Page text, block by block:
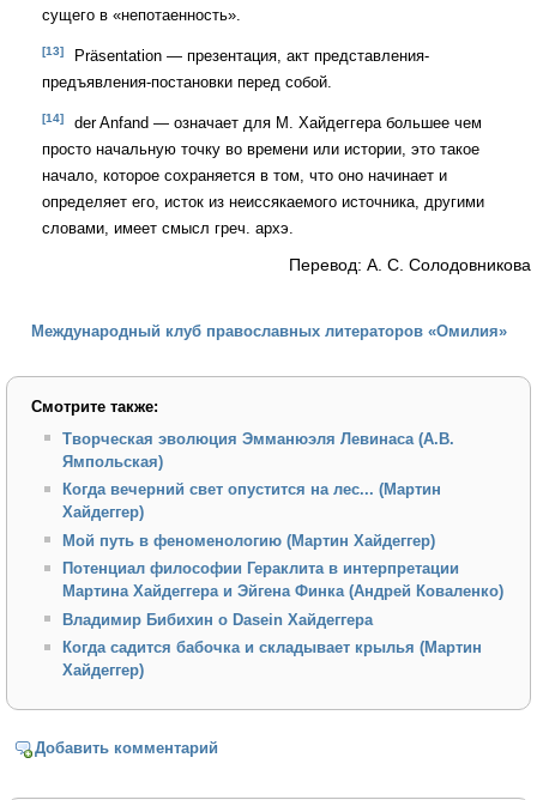
сущего в «непотаенность».
[13]
Präsentation — презентация, акт представления-
предъявления-постановки перед собой.
[14]
der Anfand — означает для М. Хайдеггера большее чем
просто начальную точку во времени или истории, это такое
начало, которое сохраняется в том, что оно начинает и
определяет его, исток из неиссякаемого источника, другими
словами, имеет смысл греч. архэ.
Перевод: А. С. Солодовникова
Международный клуб православных литераторов «Омилия»
Смотрите также:
Творческая эволюция Эмманюэля Левинаса (А.В.
Ямпольская)
Когда вечерний свет опустится на лес... (Мартин
Хайдеггер)
Мой путь в феноменологию (Мартин Хайдеггер)
Потенциал философии Гераклита в интерпретации
Мартина Хайдеггера и Эйгена Финка (Андрей Коваленко)
Владимир Бибихин о Dasein Хайдеггера
Когда садится бабочка и складывает крылья (Мартин
Хайдеггер)
Добавить комментарий